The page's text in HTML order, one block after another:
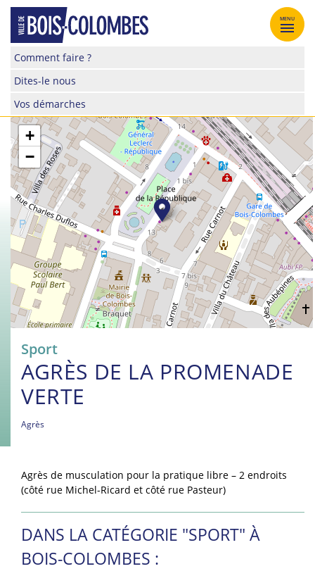
Skip
content
Site
de
la
de
Bois-
Colombes
Comment faire ?
Dites-le nous
Vos démarches
MENU
+
−
Sport
AGRÈS DE LA PROMENADE
VERTE
Agrès
Agrès de musculation pour la pratique libre – 2 endroits
(côté rue Michel-Ricard et côté rue Pasteur)
DANS LA CATÉGORIE "SPORT" À
BOIS-COLOMBES :